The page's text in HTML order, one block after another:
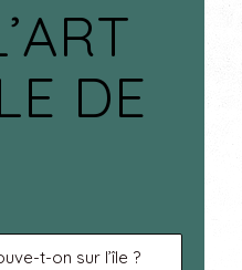
DE
t-on sur l’île ?